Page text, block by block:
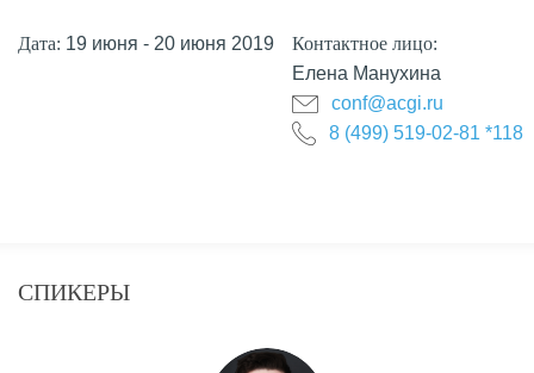
Дата: 19 июня - 20 июня 2019
Контактное лицо:
Елена Манухина
conf@acgi.ru
8 (499) 519-02-81 *118
СПИКЕРЫ